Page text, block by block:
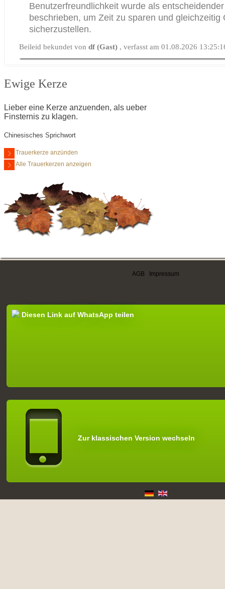
Benutzerfreundlichkeit wurde als
beschrieben, um Zeit zu sparen und gleichzeitig
sicherzustellen.
Beileid bekundet vondf (Gast) , verfasst am 01.08.2026
Ewige Kerze
Lieber eine Kerze anzuenden, als ueber
Finsternis zu klagen.
Chinesisches Sprichwort
Trauerkerze anzünden
Alle Trauerkerzen anzeigen
AGB Impressum
Diesen Link auf WhatsApp teilen
Zur klassischen Version wechseln